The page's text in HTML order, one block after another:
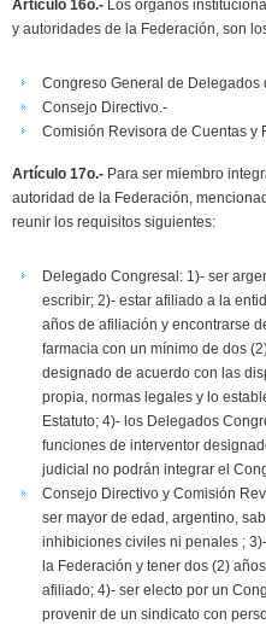
Artículo 16o.- Los órganos
y autoridades de la Federación, son
Congreso General de
Consejo Directivo.-
Comisión Revisora de Cuentas y
Artículo 17o.- Para ser miembro
autoridad de la Federación,
reunir los requisitos siguientes:
Delegado Congresal: 1)- ser
escribir; 2)- estar afiliado a la
años de afiliación y encontrarse
farmacia con un mínimo de dos
designado de acuerdo con las
propia, normas legales y lo
Estatuto; 4)- los Delegados
funciones de interventor
judicial no podrán integrar el
Consejo Directivo y Comisión
ser mayor de edad, argentino,
inhibiciones civiles ni penales ;
la Federación y tener dos (2)
afiliado; 4)- ser electo por un
provenir de un sindicato con